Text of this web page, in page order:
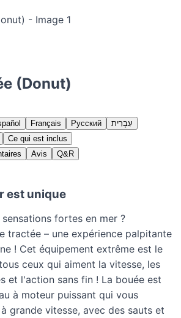
(Donut)
Français Русский
עִבְרִית
Ce qui est inclus
Avis
Q&R
est unique
fortes en mer ?
tractée – une expérience palpitante
! Cet équipement extrême est le
ceux qui aiment la vitesse, les
et l'action sans fin ! La bouée est
à moteur puissant qui vous
grande vitesse, avec des sauts et